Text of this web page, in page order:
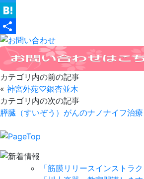
Twitter
Hatena
共
有
カテゴリ内の前の記事
« 神宮外苑♡銀杏並木
カテゴリ内の次の記事
膵臓（すいぞう）がんのナノナイフ治療
「筋膜リリースインストラク